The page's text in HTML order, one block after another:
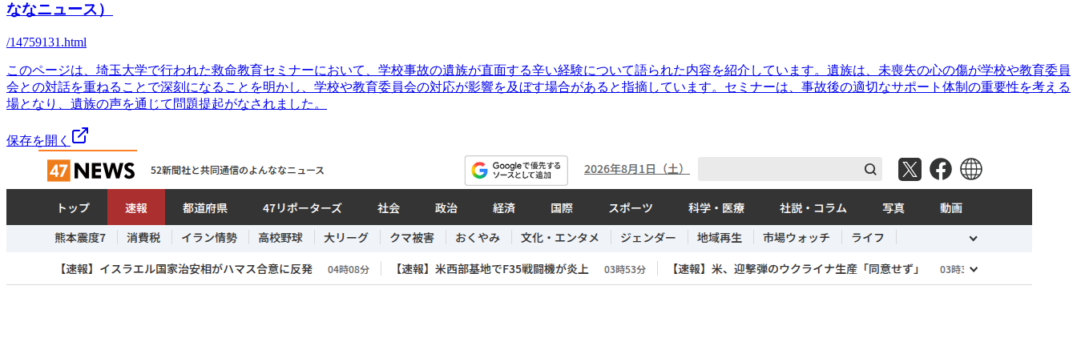
ななニュース）
/14759131.html
このページは、埼玉大学で行われた救命教育セミナーにおいて、学校事故の遺族が直面する辛い経験について語られた内容を紹介しています。遺族は、未喪失の心の傷が学校や教育委員
会との対話を重ねることで深刻になることを明かし、学校や教育委員会の対応が影響を及ぼす場合があると指摘しています。セミナーは、事故後の適切なサポート体制の重要性を考える
場となり、遺族の声を通じて問題提起がなされました。
保存を開く